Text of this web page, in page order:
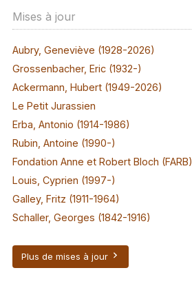
Mises à jour
Aubry, Geneviève (1928-2026)
Grossenbacher, Eric (1932-)
Ackermann, Hubert (1949-2026)
Le Petit Jurassien
Erba, Antonio (1914-1986)
Rubin, Antoine (1990-)
Fondation Anne et Robert Bloch (FARB)
Louis, Cyprien (1997-)
Galley, Fritz (1911-1964)
Schaller, Georges (1842-1916)
Plus de mises à jour